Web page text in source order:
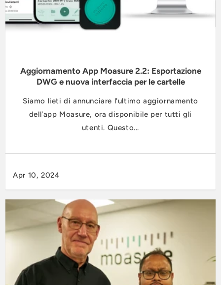
Aggiornamento App Moasure 2.2: Esportazione
DWG e nuova interfaccia per le cartelle
Siamo lieti di annunciare l'ultimo aggiornamento
dell'app Moasure, ora disponibile per tutti gli
utenti. Questo...
Apr 10, 2024